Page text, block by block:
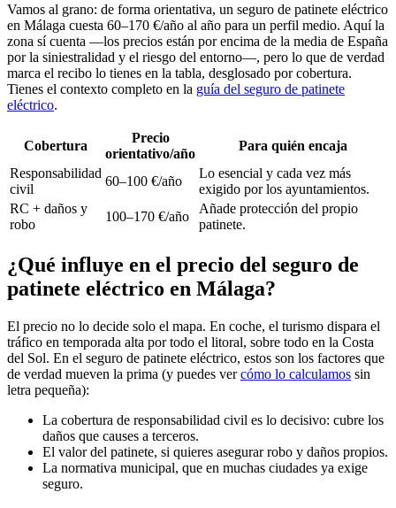
Vamos al grano: de forma orientativa, un seguro de patinete eléctrico
en Málaga cuesta 60–170 €/año al año para un perfil medio. Aquí la
zona sí cuenta —los precios están por encima de la media de España
por la siniestralidad y el riesgo del entorno—, pero lo que de verdad
marca el recibo lo tienes en la tabla, desglosado por cobertura.
Tienes el contexto completo en la guía del seguro de patinete
eléctrico.
Cobertura
Precio
orientativo/año
Para quién encaja
Responsabilidad
civil
60–100 €/año
Lo esencial y cada vez más
exigido por los ayuntamientos.
RC + daños y
robo
100–170 €/año
Añade protección del propio
patinete.
¿Qué influye en el precio del seguro de
patinete eléctrico en Málaga?
El precio no lo decide solo el mapa. En coche, el turismo dispara el
tráfico en temporada alta por todo el litoral, sobre todo en la Costa
del Sol. En el seguro de patinete eléctrico, estos son los factores que
de verdad mueven la prima (y puedes vercómo lo calculamos sin
letra pequeña):
La cobertura de responsabilidad civil es lo decisivo: cubre los
daños que causes a terceros.
El valor del patinete, si quieres asegurar robo y daños propios.
La normativa municipal, que en muchas ciudades ya exige
seguro.